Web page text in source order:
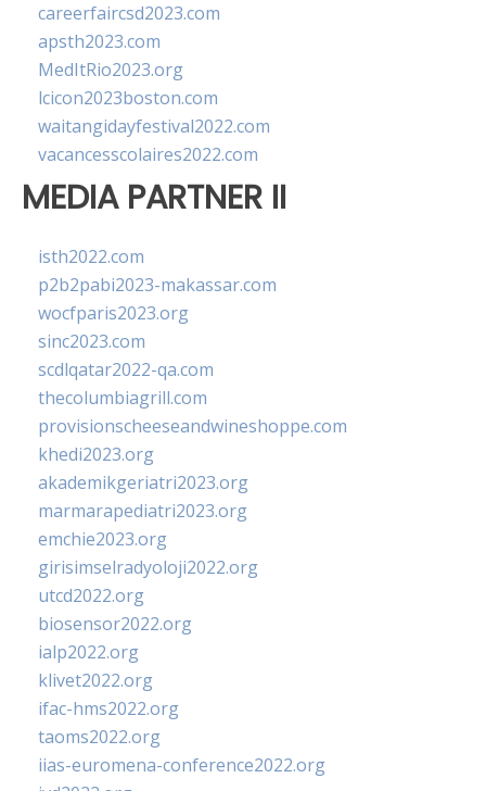
careerfaircsd2023.com
apsth2023.com
MedItRio2023.org
lcicon2023boston.com
waitangidayfestival2022.com
vacancesscolaires2022.com
MEDIA PARTNER II
isth2022.com
p2b2pabi2023-makassar.com
wocfparis2023.org
sinc2023.com
scdlqatar2022-qa.com
thecolumbiagrill.com
provisionscheeseandwineshoppe.com
khedi2023.org
akademikgeriatri2023.org
marmarapediatri2023.org
emchie2023.org
girisimselradyoloji2022.org
utcd2022.org
biosensor2022.org
ialp2022.org
klivet2022.org
ifac-hms2022.org
taoms2022.org
iias-euromena-conference2022.org